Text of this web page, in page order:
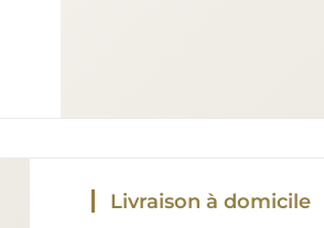
Livraison à domicile